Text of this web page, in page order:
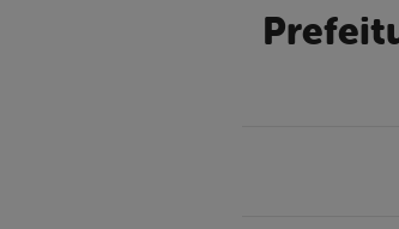
Prefeitura de Serra Talhada autoriza nova etapa de obras do